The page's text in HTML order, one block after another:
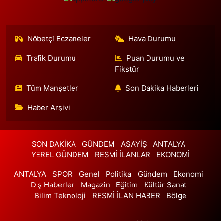
Emniyetevleri Mahallesi Yolaçar Sokak 17 A TİCARET ODASI
Doğan Eczanesi
İsmetpaşa Mahallesi 74. Sokak 14 A Eser Düğün Salonu ile Cevher
Dudayev Kapalı Pazarı arasındaki bağlantı sokağı BİM çaprazı
0 (212) 667 68 02 Yol Tarifi Al
Nazlı Eczanesi
0 (212) 599 12 12 Yol Tarifi Al
Yeni Beşiktaş Eczanesi
Gayrettepe Mahallesi Başak Sokak 2C GAYRETTEPE FLORENCE
NİGHTİNGALE HASTANESİ ACİL KAPISI KARŞISI
Nöbetçi Eczaneler Hava Durumu
Trafik Durumu
Puan Durumu ve
Fikstür
Tüm Manşetler Son Dakika Haberleri
Haber Arşivi
SON DAKİKA GÜNDEM ASAYİŞ
ANTALYA
YEREL GÜNDEM
RESMİ İLANLAR EKONOMİ
ANTALYA SPOR Genel Politika Gündem
Ekonomi
Dış Haberler
Magazin Eğitim
Kültür Sanat
Bilim Teknoloji
RESMİ İLAN HABER Bölge